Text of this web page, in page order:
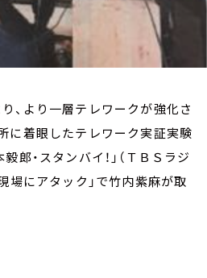
、より一層テレワークが強化さ
に着眼したテレワーク実証実験
郎・スタンバイ！」（ＴＢＳラジ
現場にアタック」で竹内紫麻が取